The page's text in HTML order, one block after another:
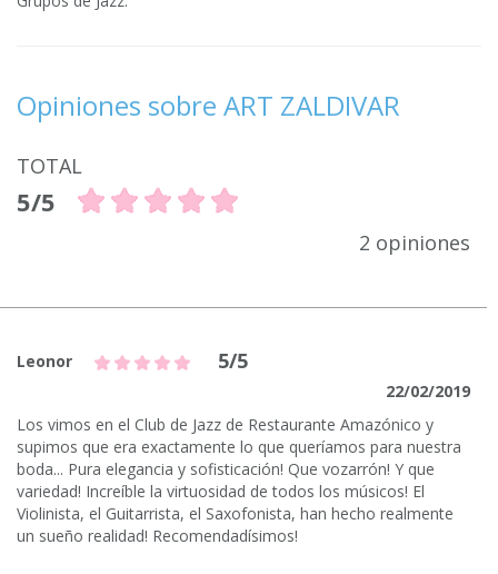
Opiniones sobre ART ZALDIVAR
TOTAL
5/5
2 opiniones
Leonor 5/5
22/02/2019
Los vimos en el Club de Jazz de Restaurante Amazónico y
supimos que era exactamente lo que queríamos para nuestra
boda... Pura elegancia y sofisticación! Que vozarrón! Y que
variedad! Increíble la virtuosidad de todos los músicos! El
Violinista, el Guitarrista, el Saxofonista, han hecho realmente
un sueño realidad! Recomendadísimos!